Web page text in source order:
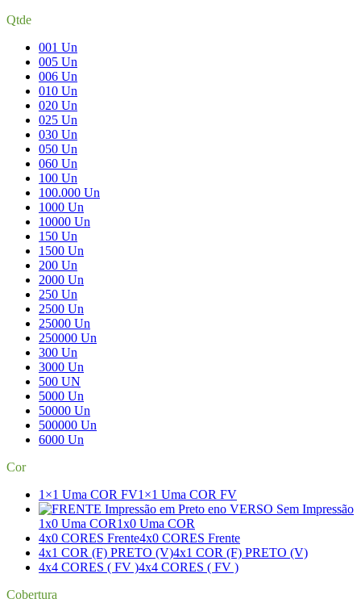
Qtde
001 Un
005 Un
006 Un
010 Un
020 Un
025 Un
030 Un
050 Un
060 Un
100 Un
100.000 Un
1000 Un
10000 Un
150 Un
1500 Un
200 Un
2000 Un
250 Un
2500 Un
25000 Un
250000 Un
300 Un
3000 Un
500 UN
5000 Un
50000 Un
500000 Un
6000 Un
Cor
1×1 Uma COR FV1×1 Uma COR FV
1x0 Uma COR1x0 Uma COR
4x0 CORES Frente4x0 CORES Frente
4x1 COR (F) PRETO (V)4x1 COR (F) PRETO (V)
4x4 CORES ( FV )4x4 CORES ( FV )
Cobertura